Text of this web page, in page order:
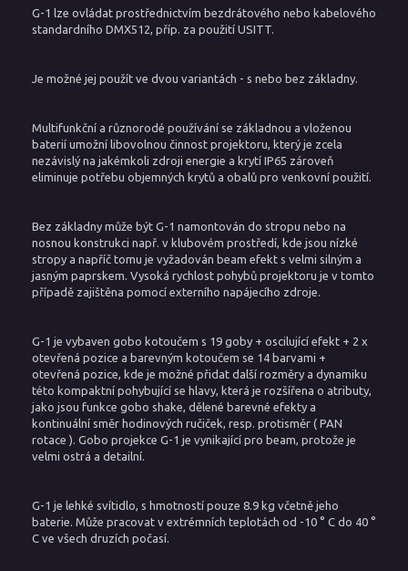
G-1 lze ovládat prostřednictvím bezdrátového nebo kabelového
standardního DMX512, příp. za použití USITT.
Je možné jej použít ve dvou variantách - s nebo bez základny.
Multifunkční a různorodé používání se základnou a vloženou
baterií umožní libovolnou činnost projektoru, který je zcela
nezávislý na jakémkoli zdroji energie a krytí IP65 zároveň
eliminuje potřebu objemných krytů a obalů pro venkovní použití.
Bez základny může být G-1 namontován do stropu nebo na
nosnou konstrukci např. v klubovém prostředí, kde jsou nízké
stropy a napříč tomu je vyžadován beam efekt s velmi silným a
jasným paprskem. Vysoká rychlost pohybů projektoru je v tomto
případě zajištěna pomocí externího napájecího zdroje.
G-1 je vybaven gobo kotoučem s 19 goby + oscilující efekt + 2 x
otevřená pozice a barevným kotoučem se 14 barvami +
otevřená pozice, kde je možné přidat další rozměry a dynamiku
této kompaktní pohybující se hlavy, která je rozšířena o atributy,
jako jsou funkce gobo shake, dělené barevné efekty a
kontinuální směr hodinových ručiček, resp. protisměr ( PAN
rotace ). Gobo projekce G-1 je vynikající pro beam, protože je
velmi ostrá a detailní.
G-1 je lehké svítidlo, s hmotností pouze 8.9 kg včetně jeho
baterie. Může pracovat v extrémních teplotách od -10 ° C do 40 °
C ve všech druzích počasí.